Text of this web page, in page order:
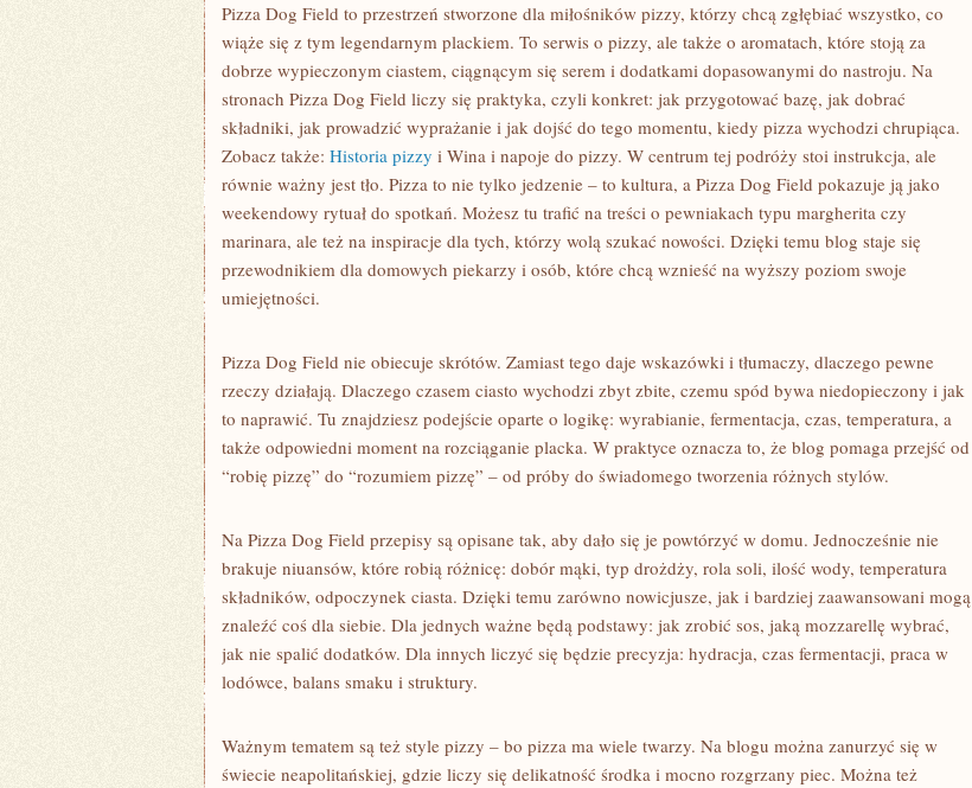
DODATKI
Pizza Dog Field to przestrzeń stworzone dla miłośników pizzy, którzy chcą zgłębiać wszystko, co
wiąże się z tym legendarnym plackiem. To serwis o pizzy, ale także o aromatach, które stoją za
dobrze wypieczonym ciastem, ciągnącym się serem i dodatkami dopasowanymi do nastroju. Na
stronach Pizza Dog Field liczy się praktyka, czyli konkret: jak przygotować bazę, jak dobrać
składniki, jak prowadzić wyprażanie i jak dojść do tego momentu, kiedy pizza wychodzi chrupiąca.
Zobacz także: Historia pizzy i Wina i napoje do pizzy. W centrum tej podróży stoi instrukcja, ale
równie ważny jest tło. Pizza to nie tylko jedzenie – to kultura, a Pizza Dog Field pokazuje ją jako
weekendowy rytuał do spotkań. Możesz tu trafić na treści o pewniakach typu margherita czy
marinara, ale też na inspiracje dla tych, którzy wolą szukać nowości. Dzięki temu blog staje się
przewodnikiem dla domowych piekarzy i osób, które chcą wznieść na wyższy poziom swoje
umiejętności.
Pizza Dog Field nie obiecuje skrótów. Zamiast tego daje wskazówki i tłumaczy, dlaczego pewne
rzeczy działają. Dlaczego czasem ciasto wychodzi zbyt zbite, czemu spód bywa niedopieczony i jak
to naprawić. Tu znajdziesz podejście oparte o logikę: wyrabianie, fermentacja, czas, temperatura, a
także odpowiedni moment na rozciąganie placka. W praktyce oznacza to, że blog pomaga przejść od
“robię pizzę” do “rozumiem pizzę” – od próby do świadomego tworzenia różnych stylów.
Na Pizza Dog Field przepisy są opisane tak, aby dało się je powtórzyć w domu. Jednocześnie nie
brakuje niuansów, które robią różnicę: dobór mąki, typ drożdży, rola soli, ilość wody, temperatura
składników, odpoczynek ciasta. Dzięki temu zarówno nowicjusze, jak i bardziej zaawansowani mogą
znaleźć coś dla siebie. Dla jednych ważne będą podstawy: jak zrobić sos, jaką mozzarellę wybrać,
jak nie spalić dodatków. Dla innych liczyć się będzie precyzja: hydracja, czas fermentacji, praca w
lodówce, balans smaku i struktury.
Ważnym tematem są też style pizzy – bo pizza ma wiele twarzy. Na blogu można zanurzyć się w
świecie neapolitańskiej, gdzie liczy się delikatność środka i mocno rozgrzany piec. Można też